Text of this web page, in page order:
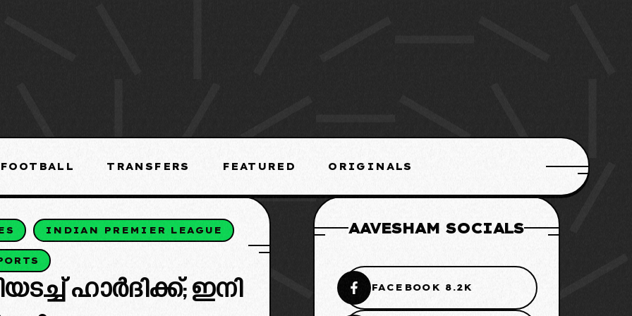
FOOTBALL TRANSFERS FEATURED ORIGINALS
INDIAN PREMIER LEAGUE
ഹാര്‍ദിക്ക്; ഇനി
AAVESHAM SOCIALS
FACEBOOK 8.2K